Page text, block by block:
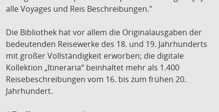
alle Voyages und Reis Beschreibungen."
Die Bibliothek hat vor allem die Originalausgaben der
bedeutenden Reisewerke des 18. und 19. Jahrhunderts
mit großer Vollständigkeit erworben; die digitale
Kollektion „Itineraria“ beinhaltet mehr als 1.400
Reisebeschreibungen vom 16. bis zum frühen 20.
Jahrhundert.